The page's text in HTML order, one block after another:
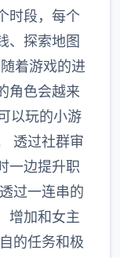
时段，每个
、探索地图
着游戏的进
角色会越来
以玩的小游
透过社群审
一边提升职
过一连串的
增加和女主
的任务和极